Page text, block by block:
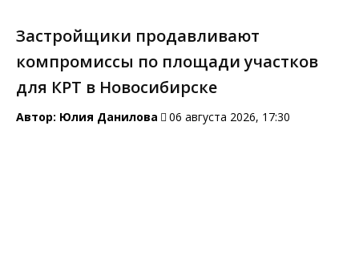
Застройщики продавливают
компромиссы по площади участков
для КРТ в Новосибирске
Автор: Юлия Данилова 06 августа 2026, 17:30